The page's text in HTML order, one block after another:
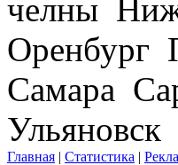
челны
Оренбург
Самара
Главная | Статистика |